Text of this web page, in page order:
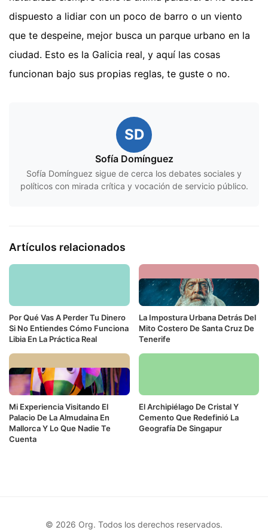
dispuesto a lidiar con un poco de barro o un viento
que te despeine, mejor busca un parque urbano en la
ciudad. Esto es la Galicia real, y aquí las cosas
funcionan bajo sus propias reglas, te guste o no.
SD
Sofía Domínguez
Sofía Domínguez sigue de cerca los debates sociales y
políticos con mirada crítica y vocación de servicio público.
Artículos relacionados
Por Qué Vas A Perder Tu Dinero
Si No Entiendes Cómo Funciona
Libia En La Práctica Real
La Impostura Urbana Detrás Del
Mito Costero De Santa Cruz De
Tenerife
Mi Experiencia Visitando El
Palacio De La Almudaina En
Mallorca Y Lo Que Nadie Te
Cuenta
El Archipiélago De Cristal Y
Cemento Que Redefinió La
Geografía De Singapur
© 2026 Org. Todos los derechos reservados.